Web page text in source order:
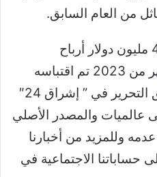
والجدير بالذكر أن خبر 43.3 مليون دولار أرباح
المطاحن الأولى في 9 أشهر من 2023 تم اقتباسه
والتعديل عليه من قبل فريق التحرير في ” إشراق 24″
عالميات والمصدر الأصلي
وللمزيد من أخبارنا
حساباتنا الاجتماعية في